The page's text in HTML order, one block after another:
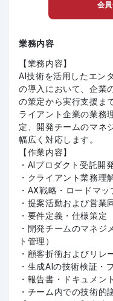
会
業務内容
【業務内容】
AI技術を活用したエン
の導入において、企業
の策定から実行支援ま
ライアント企業の業務
定、開発チームのマネ
幅広く対応します。
【作業内容】
・AIプロダクト受託開
・クライアント業務理
・AX戦略・ロードマッ
・提案活動および営業
・要件定義・仕様策定
・開発チームのマネジ
ト管理）
・顧客折衝およびリレ
・生成AIの技術検証・
・報告書・ドキュメン
・チーム内での技術的